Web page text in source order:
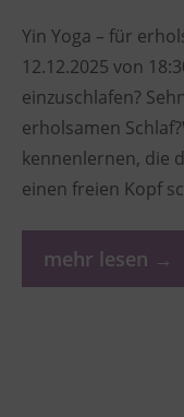
Yin Yoga – für
12.12.2025 von
einzuschlafen?
erholsamen
kennenlernen, die
einen freien Kopf
mehr lesen →